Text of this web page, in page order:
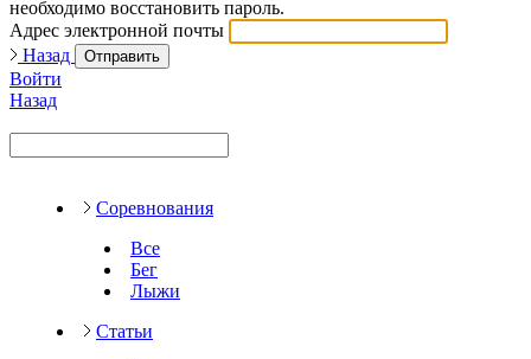
необходимо восстановить пароль.
Адрес электронной почты
Назад
Отправить
Войти
Назад
Соревнования
Все
Бег
Лыжи
Статьи